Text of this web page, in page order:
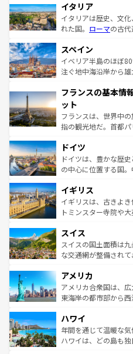
イタリア
イタリアは歴史、文
れた国。 ローマの古
ろん、トスカーナの
景など、自然景観も
ピザやパスタなど、
ませてくれるイタリ
なお、新着のイタリア
しい。
スペイン
イベリア半島のほぼ
注ぐ地中海沿岸から
文化が根付くこの国
れる闘牛、そして美
る。首都マドリード
アートに溢れた街角
せる。地方によって
ンテンツ一覧を参照
フランスの基本情
ット
フランスは、世界中
指の観光地だ。首都
で、幅広い魅力が詰
聖堂、美しいビーチ
から魅了する。また
いる。シャンパンの発
香り高いラベンダー
らに、パリ以外の地
れる地方に足を運ぶ
きるだろう
を参照してほしい。
ドイツ
ドイツは、豊かな歴
の中心に位置する国
顔を持つこの国は、ど
ルリンの文化的活気
してライン川沿いの
は、お酒好きな人にはぜひ体
ドイツ情報はコンテ
イギリス
イギリスは、古きよ
トミンスター寺院や
リアごとに異なる魅
ティー、ビール好き
戦など、本場だから
ンツ一覧を参照してほ
スイス
スイスの国土面積は
な交通網が整備され
の建物がそのまま残る
博物館もあり、アルプ
ことができる。国民
ば市内交通費無料で観光
着のスイス情報はコ
アメリカ
アメリカ合衆国は、広
東海岸の都市部から
のような巨大都市は、
ンメントが詰まった
西部には大自然が広
ハワイ
年間を通じて温暖な
ハワイは、どの島も